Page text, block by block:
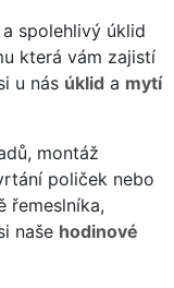
spolehlivý úklid
která vám zajistí
u nás úklid a mytí
montáž
poliček nebo
řemeslníka,
naše hodinové